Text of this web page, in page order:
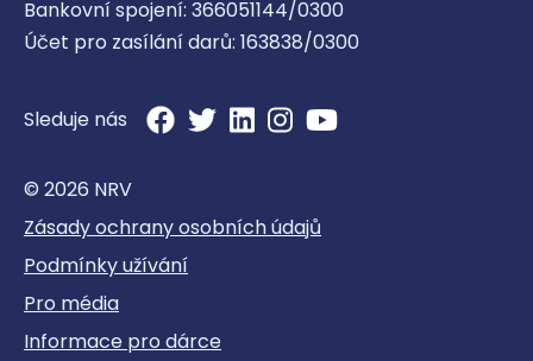
Bankovní spojení: 366051144/0300
Účet pro zasílání darů: 163838/0300
Sleduje nás
© 2026 NRV
Zásady ochrany osobních údajů
Podmínky užívání
Pro média
Informace pro dárce